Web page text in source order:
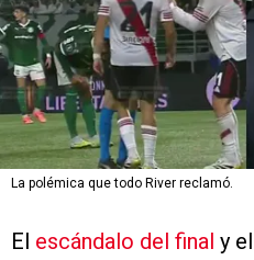
La polémica que todo River reclamó.
El escándalo del final y